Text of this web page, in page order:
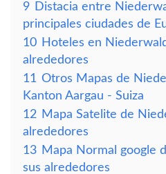
9 Distacia entre
principales ciudades de
10 Hoteles en
alrededores
11 Otros Mapas de
Kanton Aargau - Suiza
12 Mapa Satelite de
alrededores
13 Mapa Normal google
sus alrededores